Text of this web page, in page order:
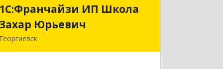
1С:Франчайзи ИП Школа
Захар Юрьевич
Георгиевск
1С:Франчайзи ИП Школа
Захар Юрьевич